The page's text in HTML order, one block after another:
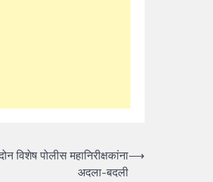
विशेष पोलीस महानिरीक्षकांना
अदला-बदली
⟶